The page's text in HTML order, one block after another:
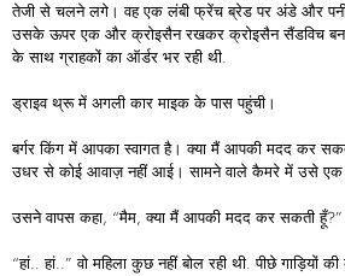
तेजी से चलने लगे। वह एक लंबी फ्रेंच ब्रेड पर अंडे और
उसके ऊपर एक और क्रोइसैन रखकर क्रोइसैन सैंडविच बना
के साथ ग्राहकों का ऑर्डर भर रही थी.
ड्राइव थ्रू में अगली कार माइक के पास पहुंची।
बर्गर किंग में आपका स्वागत है। क्या मैं आपकी मदद कर
उधर से कोई आवाज़ नहीं आई। सामने वाले कैमरे में उसे एक
उसने वापस कहा, “मैम, क्या मैं आपकी मदद कर सकती हूँ?”
“हां.. हां..” वो महिला कुछ नहीं बोल रही थी. पीछे गाड़ियों